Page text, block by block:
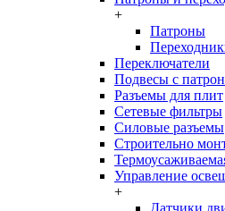
+
Патроны
Переключатели
Подвесы с
Разъемы для плит
Сетевые фильтры
Силовые разъемы
Строительно
Управление
+
Датчики